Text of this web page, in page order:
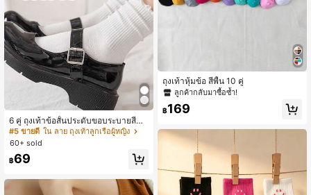
6 คู่ ถุงเท้าข้อสั้นประดับขอบระบายสีขา
วสำหรับผู้หญิง, ถุงเท้าหลวมอเนกประส
งค์, สไตล์สาวน่ารัก, เหมาะสำหรับใส่ใน
ชีวิตประจำวัน, สวมใส่สบาย
#5 ขายดี ใน ลาย ถุงเท้าลูกเรือผู้หญิง
60+ sold
฿69
ถุงเท้าหุ้มข้อ สีพื้น 10 คู่
ลูกค้ากลับมาซื้อซ้ำ!
฿169